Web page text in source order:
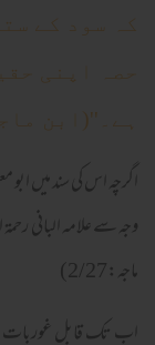
کہ سود کے
حصہ اپنی
ہے۔''(ابن
اگرچہ اس کی سند میں
وجہ سے علامہ البانی
ماجہ:2/27)
اب تک قابل غوربات